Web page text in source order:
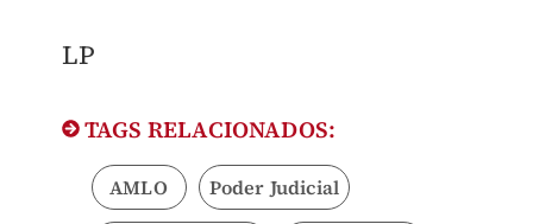
LP
TAGS RELACIONADOS:
AMLO Poder Judicial